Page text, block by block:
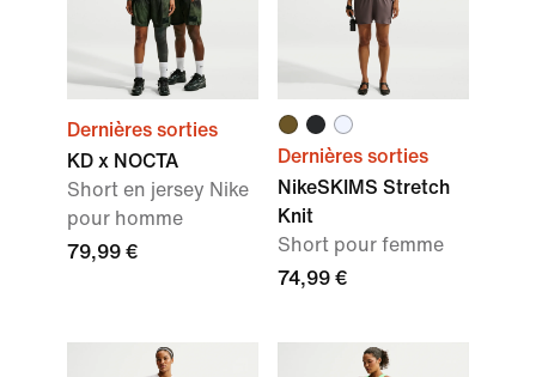
Dernières sorties
KD x NOCTA
Short en jersey Nike
pour homme
79,99 €
Dernières sorties
NikeSKIMS Stretch
Knit
Short pour femme
74,99 €